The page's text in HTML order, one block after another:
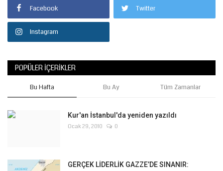
Facebook Twitter
Instagram
POPÜLER İÇERIKLER
Bu Hafta Bu Ay Tüm Zamanlar
Kur'an İstanbul'da yeniden yazıldı
Ocak 29, 2010 0
GERÇEK LİDERLİK GAZZE’DE SINANIR: